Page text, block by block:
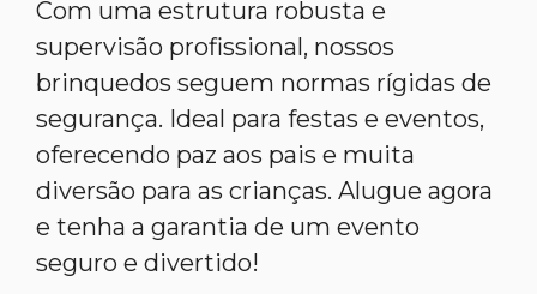
Com uma estrutura robusta e
supervisão profissional, nossos
brinquedos seguem normas rígidas de
segurança. Ideal para festas e eventos,
oferecendo paz aos pais e muita
diversão para as crianças. Alugue agora
e tenha a garantia de um evento
seguro e divertido!